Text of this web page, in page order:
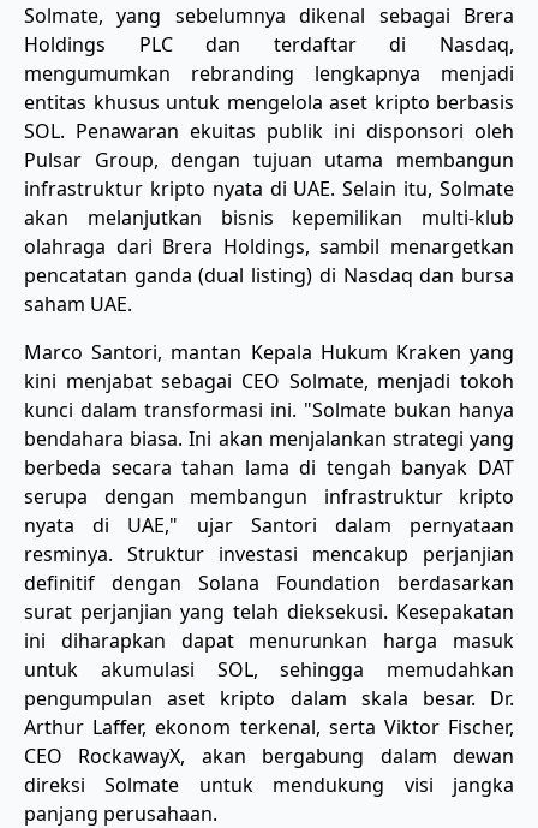
Solmate, yang sebelumnya dikenal sebagai Brera
Holdings PLC dan terdaftar di Nasdaq,
mengumumkan rebranding lengkapnya menjadi
entitas khusus untuk mengelola aset kripto berbasis
SOL. Penawaran ekuitas publik ini disponsori oleh
Pulsar Group, dengan tujuan utama membangun
infrastruktur kripto nyata di UAE. Selain itu, Solmate
akan melanjutkan bisnis kepemilikan multi-klub
olahraga dari Brera Holdings, sambil menargetkan
pencatatan ganda (dual listing) di Nasdaq dan bursa
saham UAE.
Marco Santori, mantan Kepala Hukum Kraken yang
kini menjabat sebagai CEO Solmate, menjadi tokoh
kunci dalam transformasi ini. "Solmate bukan hanya
bendahara biasa. Ini akan menjalankan strategi yang
berbeda secara tahan lama di tengah banyak DAT
serupa dengan membangun infrastruktur kripto
nyata di UAE," ujar Santori dalam pernyataan
resminya. Struktur investasi mencakup perjanjian
definitif dengan Solana Foundation berdasarkan
surat perjanjian yang telah dieksekusi. Kesepakatan
ini diharapkan dapat menurunkan harga masuk
untuk akumulasi SOL, sehingga memudahkan
pengumpulan aset kripto dalam skala besar. Dr.
Arthur Laffer, ekonom terkenal, serta Viktor Fischer,
CEO RockawayX, akan bergabung dalam dewan
direksi Solmate untuk mendukung visi jangka
panjang perusahaan.